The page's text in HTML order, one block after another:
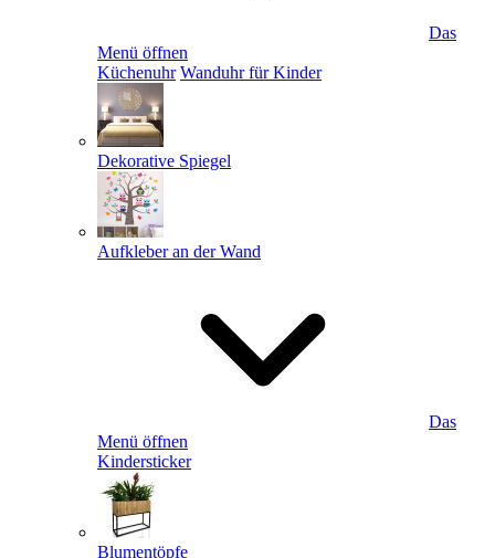
Das
Menü öffnen
Küchenuhr Wanduhr für Kinder
Dekorative Spiegel
Aufkleber an der Wand
Das
Menü öffnen
Kindersticker
Blumentöpfe